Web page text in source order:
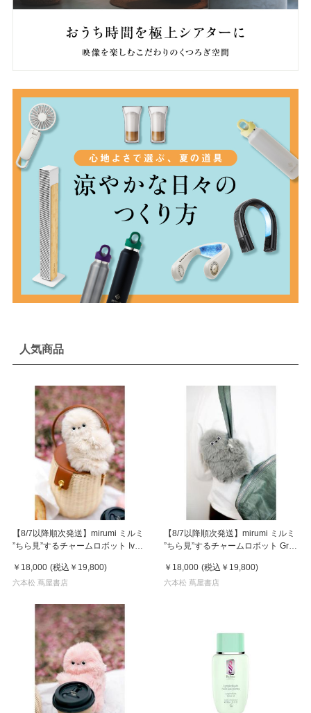
人気商品
【8/7以降順次発送】mirumi ミルミ
”ちら見”するチャームロボット Ivory
￥18,000 (税込 ￥19,800)
六本松 蔦屋書店
【8/7以降順次発送】mirumi ミルミ
”ちら見”するチャームロボット Gray
￥18,000 (税込 ￥19,800)
六本松 蔦屋書店